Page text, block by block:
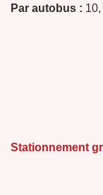
Par autobus :
Stationnement